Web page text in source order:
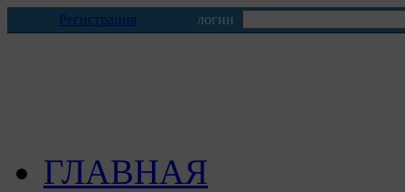
Регистрация логин
ГЛАВНАЯ